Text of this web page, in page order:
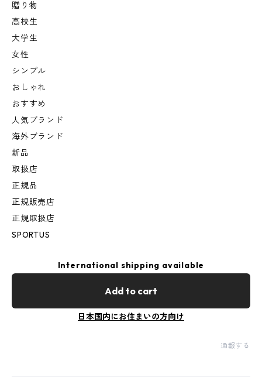
贈り物
高校生
大学生
女性
シンプル
おしゃれ
おすすめ
人気ブランド
海外ブランド
新品
取扱店
正規品
正規販売店
正規取扱店
SPORTUS
International shipping available
Add to cart
日本国内にお住まいの方向け
通報する